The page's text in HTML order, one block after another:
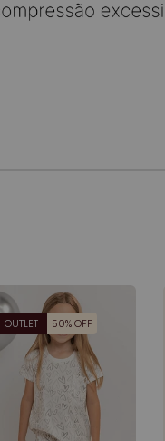
OUTLET 50% OFF